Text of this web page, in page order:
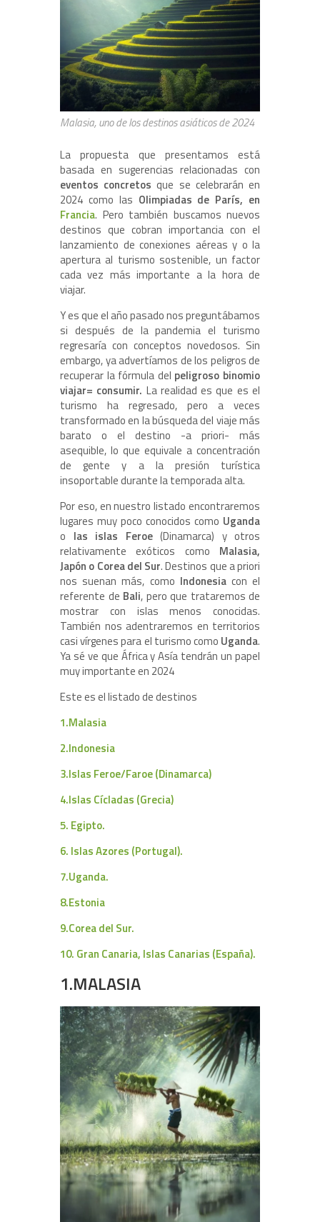
Malasia, uno de los destinos asiáticos de 2024
La propuesta que presentamos está
basada en sugerencias relacionadas con
eventos concretos que se celebrarán en
2024 como las Olimpiadas de París, en
Francia. Pero también buscamos nuevos
destinos que cobran importancia con el
lanzamiento de conexiones aéreas y o la
apertura al turismo sostenible, un factor
cada vez más importante a la hora de
viajar.
Y es que el año pasado nos preguntábamos
si después de la pandemia el turismo
regresaría con conceptos novedosos. Sin
embargo, ya advertíamos de los peligros de
recuperar la fórmula del peligroso binomio
viajar= consumir. La realidad es que es el
turismo ha regresado, pero a veces
transformado en la búsqueda del viaje más
barato o el destino -a priori- más
asequible, lo que equivale a concentración
de gente y a la presión turística
insoportable durante la temporada alta.
Por eso, en nuestro listado encontraremos
lugares muy poco conocidos como Uganda
o las islas Feroe (Dinamarca) y otros
relativamente exóticos como Malasia,
Japón o Corea del Sur. Destinos que a priori
nos suenan más, como Indonesiacon el
referente de Bali, pero que trataremos de
mostrar con islas menos conocidas.
También nos adentraremos en territorios
casi vírgenes para el turismo como Uganda.
Ya sé ve que África y Asía tendrán un papel
muy importante en 2024
Este es el listado de destinos
1.Malasia
2.Indonesia
3.Islas Feroe/Faroe (Dinamarca)
4.Islas Cícladas (Grecia)
5. Egipto.
6. Islas Azores (Portugal).
7.Uganda.
8.Estonia
9.Corea del Sur.
10. Gran Canaria, Islas Canarias (España).
1.MALASIA